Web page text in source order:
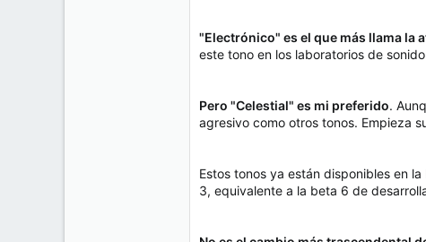
"Electrónico" es el que más llama la
este tono en los laboratorios de
Pero "Celestial" es mi preferido.
agresivo como otros tonos. Empieza
Estos tonos ya están disponibles en
3, equivalente a la beta 6 de